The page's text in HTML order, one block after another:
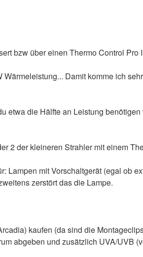
bzw über einen Thermo Control Pro
Damit komme ich
etwa die Hälfte an Leistung
2 der kleineren Strahler mit einem
mit Vorschaltgerät (egal ob
zerstört das die Lampe.
kaufen (da sind die
abgeben und zusätzlich UVA/UVB